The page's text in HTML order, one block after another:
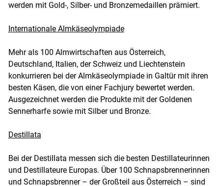
werden mit Gold-, Silber- und Bronzemedaillen prämiert.
Internationale Almkäseolympiade
Mehr als 100 Almwirtschaften aus Österreich,
Deutschland, Italien, der Schweiz und Liechtenstein
konkurrieren bei der Almkäseolympiade in Galtür mit ihren
besten Käsen, die von einer Fachjury bewertet werden.
Ausgezeichnet werden die Produkte mit der Goldenen
Sennerharfe sowie mit Silber und Bronze.
Destillata
Bei der Destillata messen sich die besten Destillateurinnen
und Destillateure Europas. Über 100 Schnapsbrennerinnen
und Schnapsbrenner – der Großteil aus Österreich – sind